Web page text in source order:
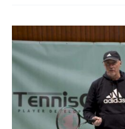
Beginner
starten
mit
dem
Vorhandgriff